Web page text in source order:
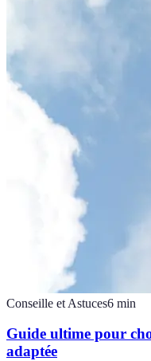
Conseille et Astuces6 min
Guide ultime pour
adaptée